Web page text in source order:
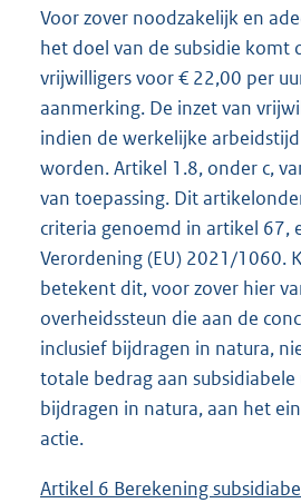
Voor zover noodzakelijk en
het doel van de subsidie komt
vrijwilligers voor € 22,00 per
aanmerking. De inzet van
indien de werkelijke
worden. Artikel 1.8, onder c,
van toepassing. Dit
criteria genoemd in artikel 67,
Verordening (EU) 2021/1060.
betekent dit, voor zover hier
overheidssteun die aan de
inclusief bijdragen in natura,
totale bedrag aan
bijdragen in natura, aan het
actie.
Artikel 6 Berekening